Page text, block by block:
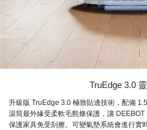
TruEdge 3.0
升級版 TruEdge 3.0 極致貼邊技術，配備
滾筒最外緣受柔軟毛氈條保護，讓
保護家具免受刮擦。可變氣墊系統會進行實